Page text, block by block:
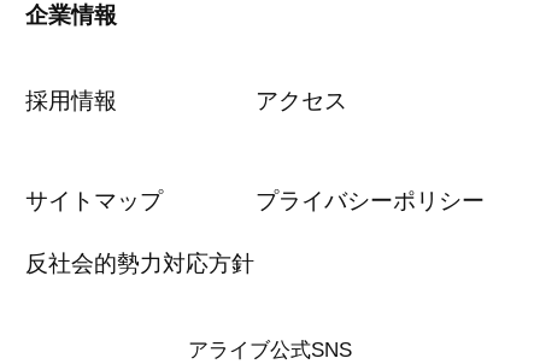
企業情報
採用情報 アクセス
サイトマップ プライバシーポリシー
反社会的勢力対応方針
アライブ公式SNS